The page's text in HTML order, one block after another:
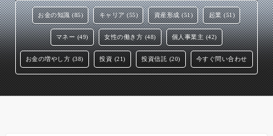
お金の知識 (85) キャリア (55) 資産形成 (51) 起業 (51)
マネー (49) 女性の働き方 (48) 個人事業主 (42)
お金の増やし方 (38) 投資 (21) 投資信託 (20) 今すぐ問い合わせ